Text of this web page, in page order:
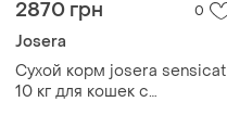
2870 грн 0
Josera
Сухой корм josera sensicat
10 кг для кошек с